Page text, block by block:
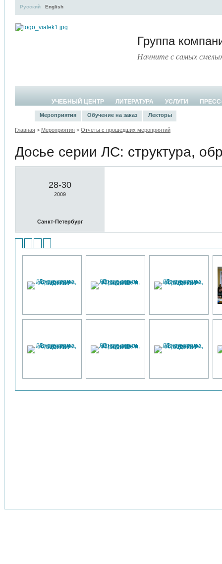
Группа
Начните с самых
Русский English
УЧЕБНЫЙ ЦЕНТР ЛИТЕРАТУРА УСЛУГИ
Мероприятия Обучение на заказ Лекторы
Главная > Мероприятия > Отчеты с прошедших мероприятий
Досье серии ЛС: структура,
28-30
2009
Санкт-Петербург